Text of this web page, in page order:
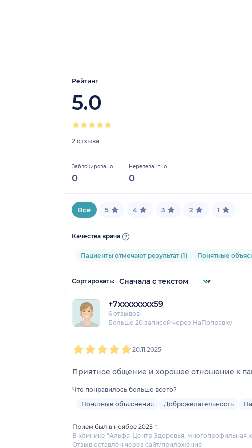
Рейтинг
5.0
2 отзыва
Заблокировано
0
Нерелевантно
0
Всё 5 4 3 2 1
Качества врача
Пациенты отмечают результат (1) Понятные
Сортировать:
+7xxxxxxxx59
6 отзывов
Больше 20 записей через НаПоправку
20.11.2025
Приятное общение и хорошее отношение к
Что понравилось больше всего?
Понятные объяснения
Доброжелательность
Прием был в ноябре 2025 г.
В клинике "Альфа-Центр Здоровья, многопрофильная
Отзыв оставлен через сайт/приложение